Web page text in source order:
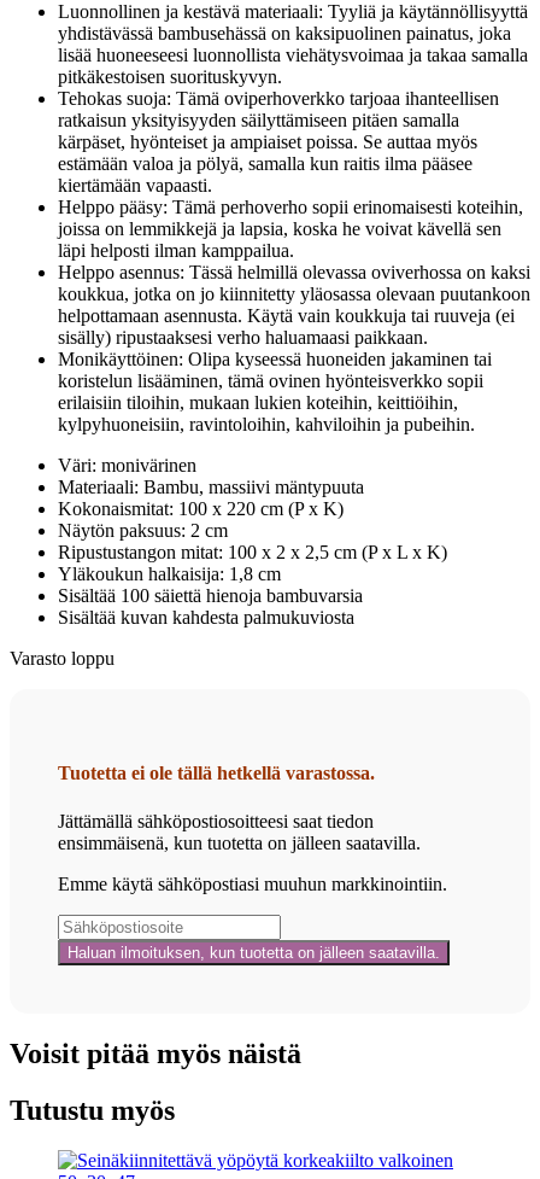
Luonnollinen ja kestävä materiaali: Tyyliä ja käytännöllisyyttä
yhdistävässä bambusehässä on kaksipuolinen painatus, joka
lisää huoneeseesi luonnollista viehätysvoimaa ja takaa samalla
pitkäkestoisen suorituskyvyn.
Tehokas suoja: Tämä oviperhoverkko tarjoaa ihanteellisen
ratkaisun yksityisyyden säilyttämiseen pitäen samalla
kärpäset, hyönteiset ja ampiaiset poissa. Se auttaa myös
estämään valoa ja pölyä, samalla kun raitis ilma pääsee
kiertämään vapaasti.
Helppo pääsy: Tämä perhoverho sopii erinomaisesti koteihin,
joissa on lemmikkejä ja lapsia, koska he voivat kävellä sen
läpi helposti ilman kamppailua.
Helppo asennus: Tässä helmillä olevassa oviverhossa on kaksi
koukkua, jotka on jo kiinnitetty yläosassa olevaan puutankoon
helpottamaan asennusta. Käytä vain koukkuja tai ruuveja (ei
sisälly) ripustaaksesi verho haluamaasi paikkaan.
Monikäyttöinen: Olipa kyseessä huoneiden jakaminen tai
koristelun lisääminen, tämä ovinen hyönteisverkko sopii
erilaisiin tiloihin, mukaan lukien koteihin, keittiöihin,
kylpyhuoneisiin, ravintoloihin, kahviloihin ja pubeihin.
Väri: monivärinen
Materiaali: Bambu, massiivi mäntypuuta
Kokonaismitat: 100 x 220 cm (P x K)
Näytön paksuus: 2 cm
Ripustustangon mitat: 100 x 2 x 2,5 cm (P x L x K)
Yläkoukun halkaisija: 1,8 cm
Sisältää 100 säiettä hienoja bambuvarsia
Sisältää kuvan kahdesta palmukuviosta
Varasto loppu
Tuotetta ei ole tällä hetkellä varastossa.
Jättämällä sähköpostiosoitteesi saat tiedon
ensimmäisenä, kun tuotetta on jälleen saatavilla.
Emme käytä sähköpostiasi muuhun markkinointiin.
Voisit pitää myös näistä
Tutustu myös